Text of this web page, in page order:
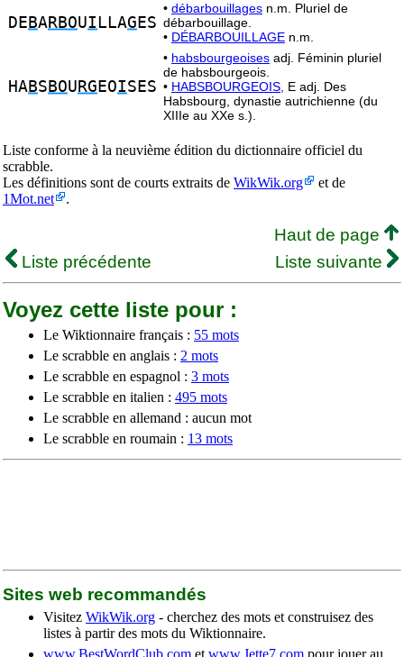
DE BARBOUI LLAG ES
• débarbouillages n.m. Pluriel de
débarbouillage.
• DÉBARBOUILLAGE n.m.
HABS BOU RG EOISES
• habsbourgeoises adj. Féminin pluriel
de habsbourgeois.
• HABSBOURGEOIS, E adj. Des
Habsbourg, dynastie autrichienne (du
XIIIe au XXe s.).
Liste conforme à la neuvième édition du dictionnaire officiel du
scrabble.
Les définitions sont de courts extraits de WikWik.org
et de
1Mot.net
.
Haut de page
Liste précédente
Liste suivante
Voyez cette liste pour :
Le Wiktionnaire français : 55 mots
Le scrabble en anglais : 2 mots
Le scrabble en espagnol : 3 mots
Le scrabble en italien : 495 mots
Le scrabble en allemand : aucun mot
Le scrabble en roumain : 13 mots
Sites web recommandés
Visitez WikWik.org - cherchez des mots et construisez des
listes à partir des mots du Wiktionnaire.
www.BestWordClub.com et www.Jette7.com pour jouer au